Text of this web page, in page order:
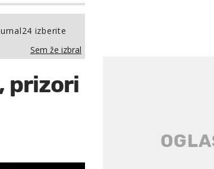
izberite
Sem že izbral
prizori